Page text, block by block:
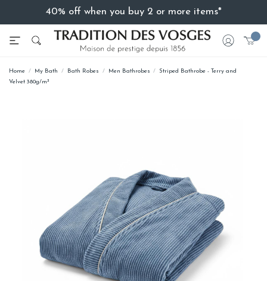
40% off when you buy 2 or more items*
Home My Bath Bath Robes Men Bathrobes
Striped Bathrobe - Terry and
Velvet 380g/m²